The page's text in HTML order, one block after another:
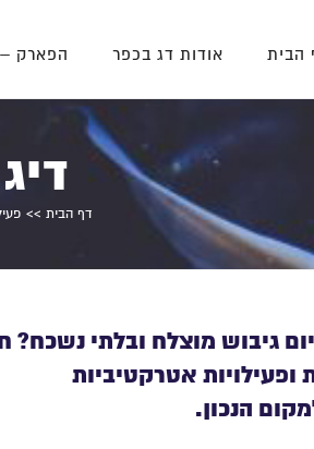
הבית אודות דג בכפר הפארק
דף הבית >>
גיבוש מוצלח ובלתי נשכח?
ופעילויות אטרקטיביות
הנכון.